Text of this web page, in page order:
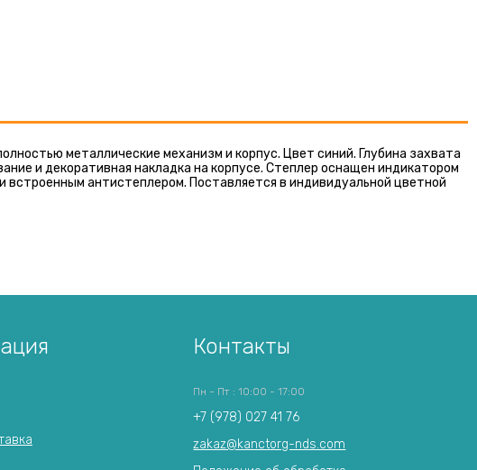
металлические механизм и корпус. Цвет синий. Глубина захвата
и декоративная накладка на корпусе. Степлер оснащен индикатором
встроенным антистеплером. Поставляется в индивидуальной цветной
Контакты
Пн - Пт : 10:00 - 17:00
+7 (978) 027 41 76
zakaz@kanctorg-nds.com